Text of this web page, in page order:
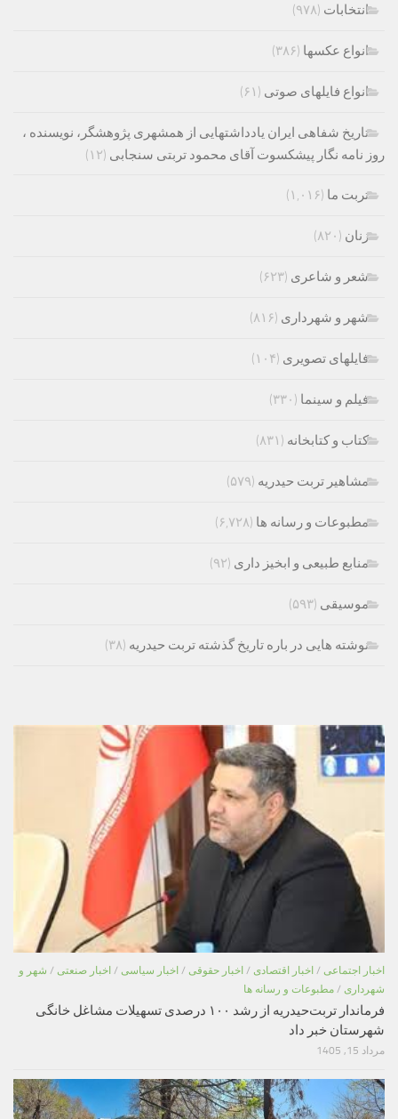
انتخابات (۹۷۸)
انواع عکسها (۳۸۶)
انواع فایلهای صوتی (۶۱)
تاریخ شفاهی ایران یادداشتهایی از همشهری پژوهشگر، نویسنده ،
روز نامه نگار پیشکسوت آقای محمود تربتی سنجابی (۱۲)
تربت ما (۱,۰۱۶)
زنان (۸۲۰)
شعر و شاعری (۶۲۳)
شهر و شهرداری (۸۱۶)
فایلهای تصویری (۱۰۴)
فیلم و سینما (۳۳۰)
کتاب و کتابخانه (۸۳۱)
مشاهیر تربت حیدریه (۵۷۹)
مطبوعات و رسانه ها (۶,۷۲۸)
منابع طبیعی و ابخیز داری (۹۲)
موسیقی (۵۹۳)
نوشته هایی در باره تاریخ گذشته تربت حیدریه (۳۸)
اخبار اجتماعی / اخبار اقتصادی / اخبار حقوقی / اخبار سیاسی / اخبار صنعتی / شهر و
شهرداری / مطبوعات و رسانه ها
فرماندار تربت‌حیدریه از رشد ۱۰۰ درصدی تسهیلات مشاغل خانگی
شهرستان خبر داد
مرداد 15, 1405